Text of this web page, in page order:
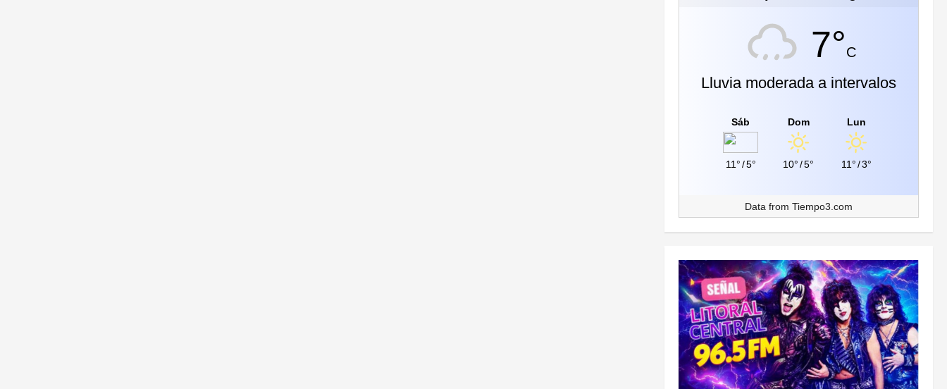
7°C
Lluvia moderada a intervalos
Sáb
11°/5°
Dom
10° /5°
Lun
11°/3°
Data from Tiempo3.com